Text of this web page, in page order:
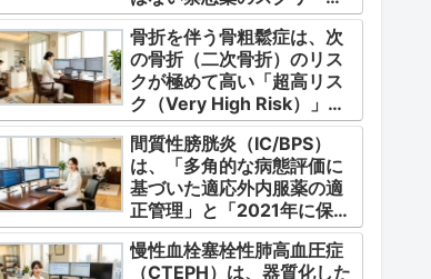
ング」「対症療法・カクテ
ル療法の適正使用」「画期
的な新薬・DDSの動向」の
3つの軸から整理します。
骨折を伴う骨粗鬆症は、次
の骨折（二次骨折）のリス
クが極めて高い「超高リス
ク（Very High Risk）」な
状態です。
間質性膀胱炎（IC/BPS）
は、「多角的な病態評価に
基づいた適応外内服薬の適
正管理」と「2021年に保険
適用となった初の治療薬で
あるジメチルスルホキシド
慢性血栓塞栓性肺高血圧症
（CTEPH）は、器質化した